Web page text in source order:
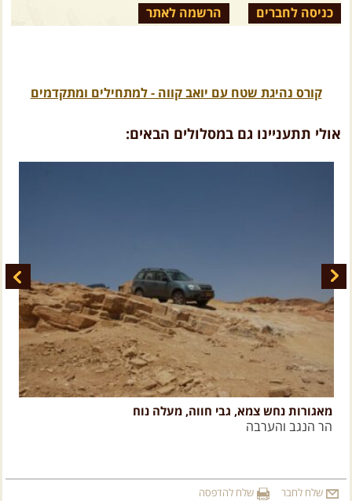
כניסה לחברים הרשמה לאתר
קורס נהיגת שטח עם יואב קווה - למתחילים ומתקדמים
אולי תתעניינו גם במסלולים הבאים:
מאגורות נחש צמא, גבי חווה, מעלה נוח
הר הנגב והערבה
שלח לחבר שלח להדפסה